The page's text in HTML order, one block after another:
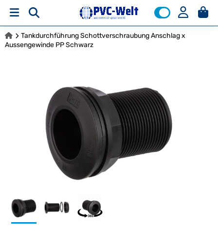
Tankdurchführung Schottverschraubung Anschlag x
Aussengewinde PP Schwarz